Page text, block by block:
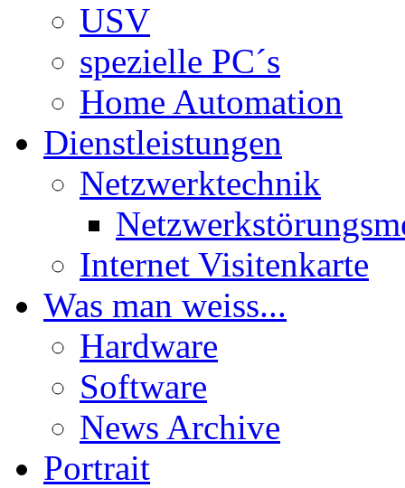
USV
spezielle PC´s
Home Automation
Dienstleistungen
Netzwerktechnik
Internet Visitenkarte
Was man weiss...
Hardware
Software
News Archive
Portrait